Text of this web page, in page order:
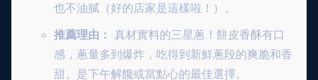
也不油膩（好的店家是這樣啦！）。
推薦理由： 真材實料的三星蔥！餅皮香酥有口
感，蔥量多到爆炸，吃得到新鮮蔥段的爽脆和香
甜。是下午解饞或當點心的最佳選擇。